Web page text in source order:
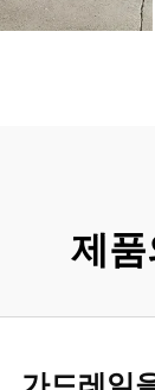
제품